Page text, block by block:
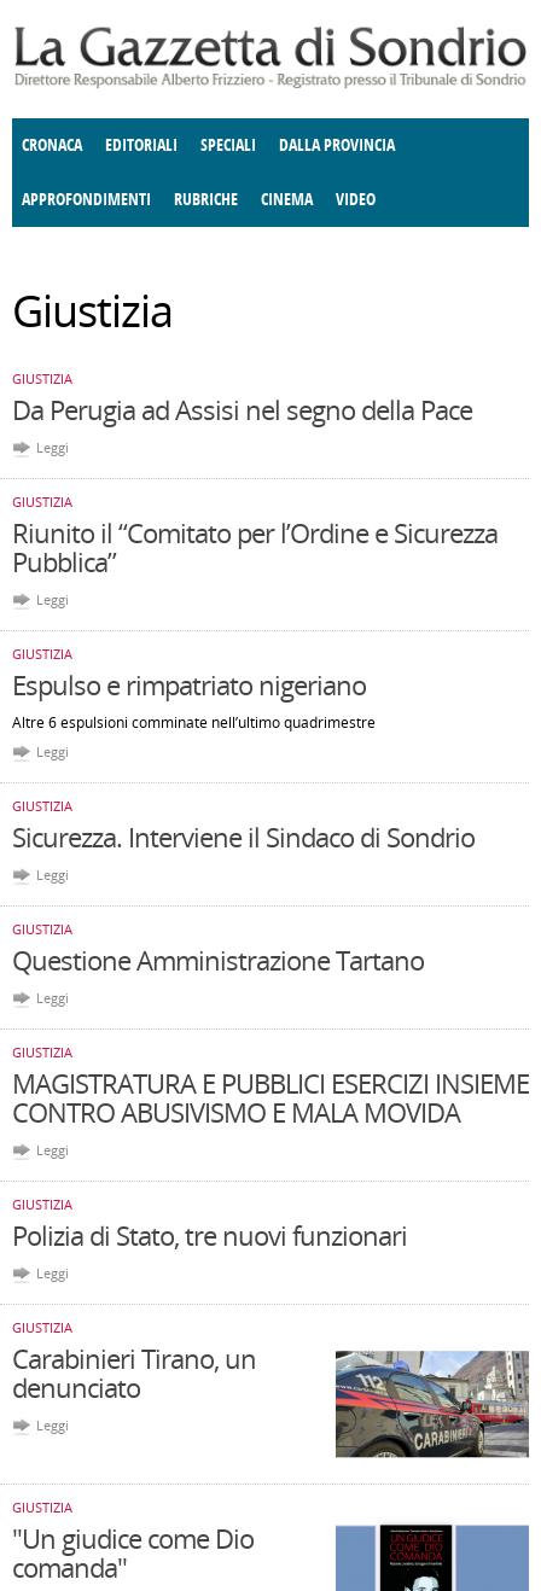
CRONACA EDITORIALI SPECIALI DALLA PROVINCIA
APPROFONDIMENTI
CULTURA E SPETTACOLI
RUBRICHE
DELLE IDEE FATTI DELLO SPIRITO
CINEMA VIDEO
Giustizia
GIUSTIZIA
Da Perugia ad Assisi nel segno della Pace
Leggi
GIUSTIZIA
Riunito il “Comitato per l’Ordine e Sicurezza
Pubblica”
Leggi
GIUSTIZIA
Espulso e rimpatriato nigeriano
Altre 6 espulsioni comminate nell’ultimo quadrimestre
Leggi
GIUSTIZIA
Sicurezza. Interviene il Sindaco di Sondrio
Leggi
GIUSTIZIA
Questione Amministrazione Tartano
Leggi
GIUSTIZIA
MAGISTRATURA E PUBBLICI ESERCIZI INSIEME
CONTRO ABUSIVISMO E MALA MOVIDA
Leggi
GIUSTIZIA
Polizia di Stato, tre nuovi funzionari
Leggi
GIUSTIZIA
Carabinieri Tirano, un
denunciato
Leggi
GIUSTIZIA
"Un giudice come Dio
comanda"